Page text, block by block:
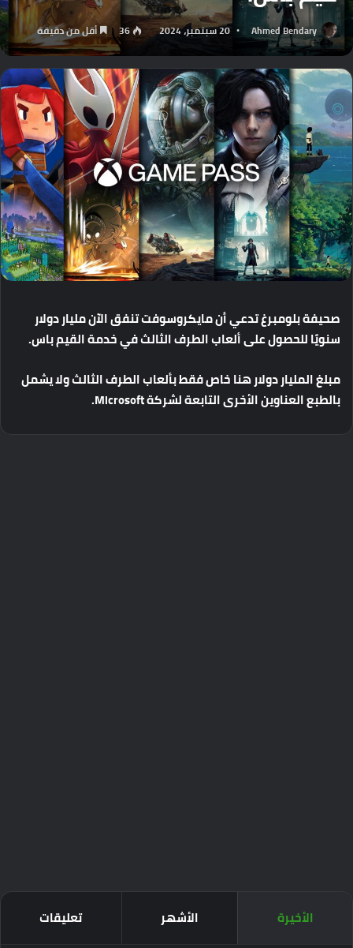
Ahmed Bendary 20 سبتمبر، 2024 36 أقل من دقيقة
صحيفةبلومبرغتدعيأنمايكروسوفتتنفقالآنملياردولار
سنويًاللحصولعلىألعابالطرفالثالثفيخدمةالقيمباس.
مبلغالملياردولارهناخاصفقطبألعابالطرفالثالثولايشمل
بالطبعالعناوينالأخرىالتابعةلشركة
الأخيرة الأشهر تعليقات